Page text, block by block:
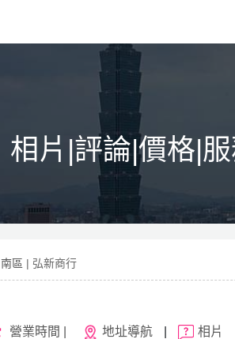
相片|評論|價格|
南區 | 弘新商行
營業時間 | 地址導航 相片